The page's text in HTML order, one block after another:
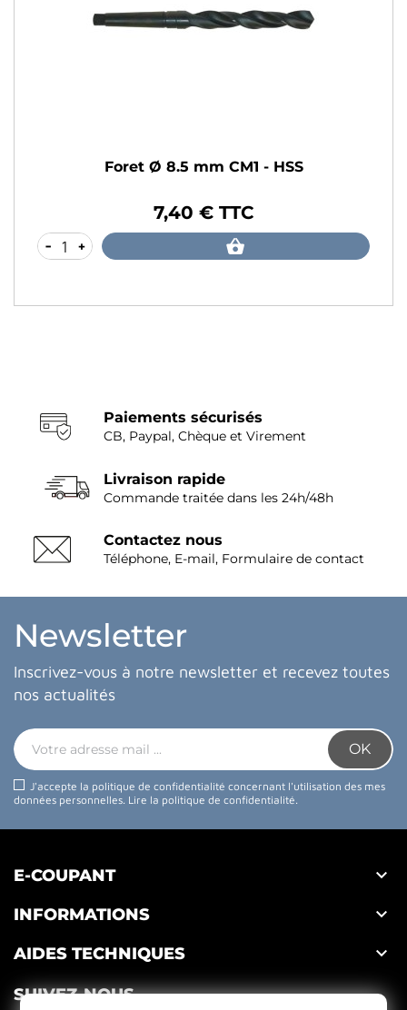
Foret Ø 8.5 mm CM1 - HSS
7,40 € TTC
- +
Paiements sécurisés
CB, Paypal, Chèque et Virement
Livraison rapide
Commande traitée dans les 24h/48h
Contactez nous
Téléphone, E-mail, Formulaire de contact
Newsletter
Inscrivez-vous à notre newsletter et recevez toutes
nos actualités
J'accepte la politique de confidentialité concernant l'utilisation des mes
données personnelles. Lire la politique de confidentialité.
E-COUPANT 
INFORMATIONS 
AIDES TECHNIQUES 
SUIVEZ-NOUS